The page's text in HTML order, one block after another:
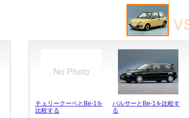
チェリークーペとBe-1を
比較する
パルサーとBe-1を比較す
る